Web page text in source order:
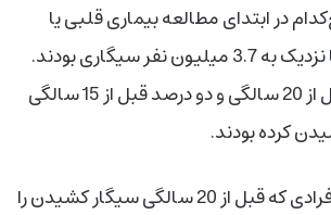
در ابتدای مطالعه بیماری قلبی یا
سکته نداشتند، اما نزدیک به 3.7 میلیون نفر سیگاری بودند.
تقریباً یک‌چهارم قبل از 20 سالگی و دو درصد قبل از 15 سالگی
کرده بودند.
مطالعه نشان داد افرادی که قبل از 20 سالگی سیگار کشیدن را